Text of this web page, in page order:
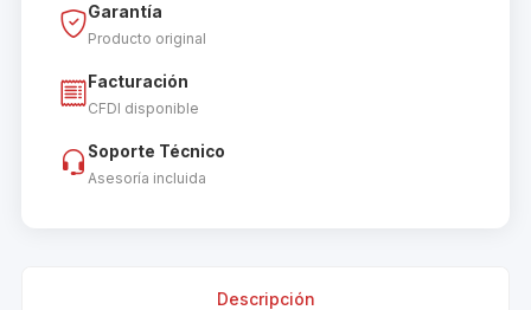
Garantía
Producto original
Facturación
CFDI disponible
Soporte Técnico
Asesoría incluida
Descripción